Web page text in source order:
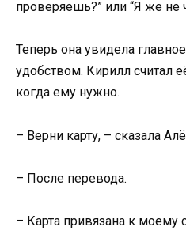
проверяешь?” или “Я же не
Теперь она увидела
удобством. Кирилл считал
когда ему нужно.
– Верни карту, – сказала
– После перевода.
– Карта привязана к моему